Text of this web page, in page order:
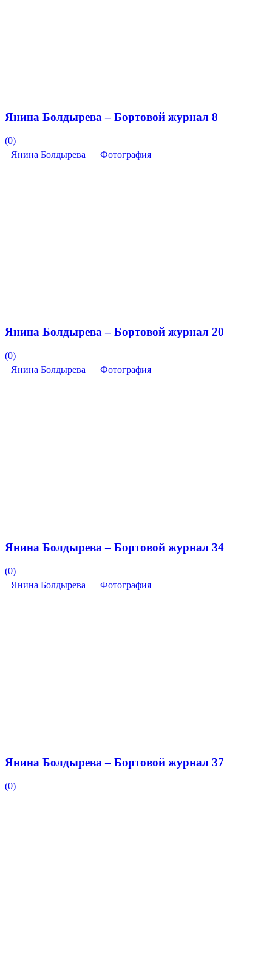
Янина Болдырева – Бортовой журнал 8
(0)
Янина Болдырева
Фотография
Янина Болдырева – Бортовой журнал 20
(0)
Янина Болдырева
Фотография
Янина Болдырева – Бортовой журнал 34
(0)
Янина Болдырева
Фотография
Янина Болдырева – Бортовой журнал 37
(0)